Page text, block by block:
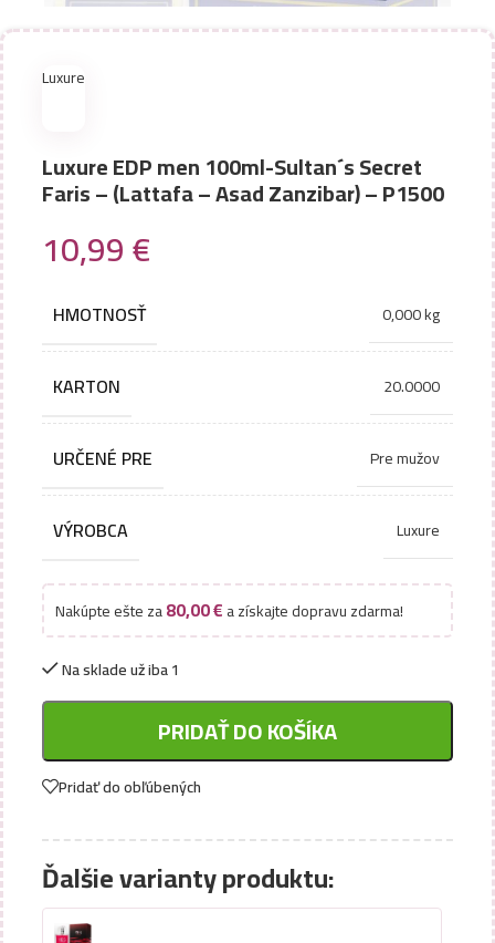
Luxure
Luxure EDP men 100ml-Sultan´s Secret
Faris – (Lattafa – Asad Zanzibar) – P1500
10,99€
HMOTNOSŤ 0,000 kg
KARTON 20.0000
URČENÉ PRE Pre mužov
VÝROBCA Luxure
Nakúpte ešte za80,00€a získajte dopravu zdarma!
Na sklade už iba 1
PRIDAŤ DO KOŠÍKA
Pridať do obľúbených
Ďalšie varianty produktu: